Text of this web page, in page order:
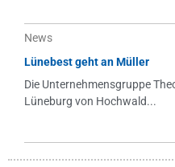
News
Lünebest geht an Müller
Die Unternehmensgruppe
Lüneburg von Hochwald...